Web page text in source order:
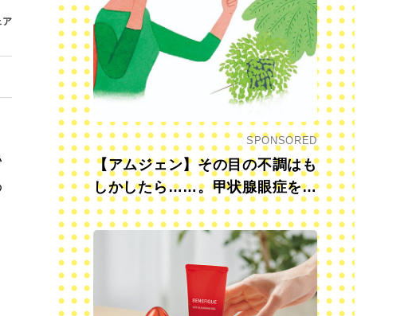
ア
SPONSORED
【アムジェン】その目の不調はも
しかしたら……。甲状腺眼症を知
っていますか？